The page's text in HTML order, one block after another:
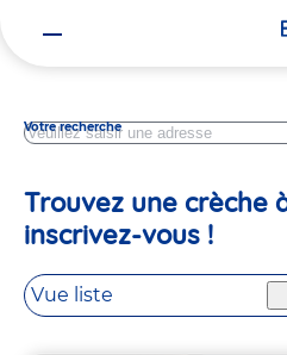
Votre recherche
Trouvez une crèche
inscrivez-vous !
Vue liste